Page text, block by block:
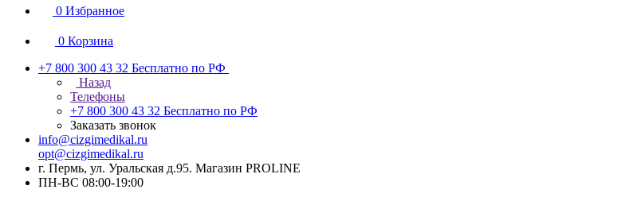
0 Избранное
0 Корзина
+7 800 300 43 32 Бесплатно по РФ
Назад
Телефоны
+7 800 300 43 32 Бесплатно по РФ
Заказать звонок
info@cizgimedikal.ru
opt@cizgimedikal.ru
г. Пермь, ул. Уральская д.95. Магазин PROLINE
ПН-ВС 08:00-19:00